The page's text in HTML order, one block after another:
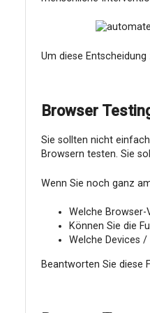
Um diese
Browser
Sie sollten nicht
Browsern testen. Sie
Wenn Sie noch ganz
Welche Browser-
Können Sie die
Welche Devices
Beantworten Sie diese